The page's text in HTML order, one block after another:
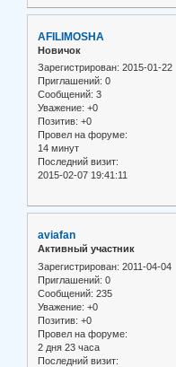
AFILIMOSHA
Новичок
Зарегистрирован: 2015-01-22
Приглашений: 0
Сообщений: 3
Уважение: +0
Позитив: +0
Провел на форуме:
14 минут
Последний визит:
2015-02-07 19:41:11
aviafan
Активный участник
Зарегистрирован: 2011-04-04
Приглашений: 0
Сообщений: 235
Уважение: +0
Позитив: +0
Провел на форуме:
2 дня 23 часа
Последний визит: